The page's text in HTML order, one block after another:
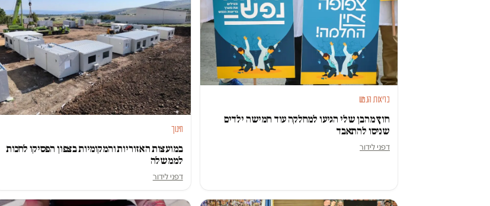
בריאות הנפש
חוץ מהבן שלי הגיעו למחלקה עוד חמישה ילדים
שניסו להתאבד
דפני לידור
חינוך
במועצות האזוריות והמקומיות בצפון הפסיקו לחכות
לממשלה
דפני לידור